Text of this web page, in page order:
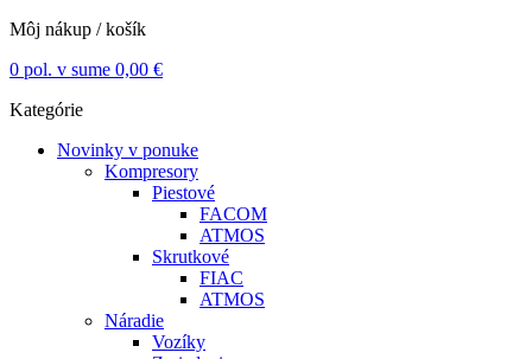
Môj nákup / košík
0 pol. v sume 0,00 €
Kategórie
Novinky v ponuke
Kompresory
Piestové
FACOM
ATMOS
Skrutkové
FIAC
ATMOS
Náradie
Vozíky